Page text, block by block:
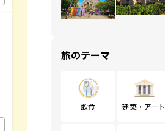
旅のテーマ
飲食 建築・アート